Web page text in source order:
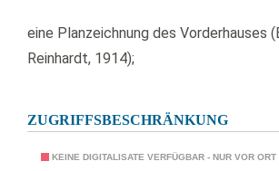
eine Planzeichnung des Vorderhauses
Reinhardt, 1914);
ZUGRIFFSBESCHRÄNKUNG
KEINE DIGITALISATE VERFÜGBAR - NUR VOR